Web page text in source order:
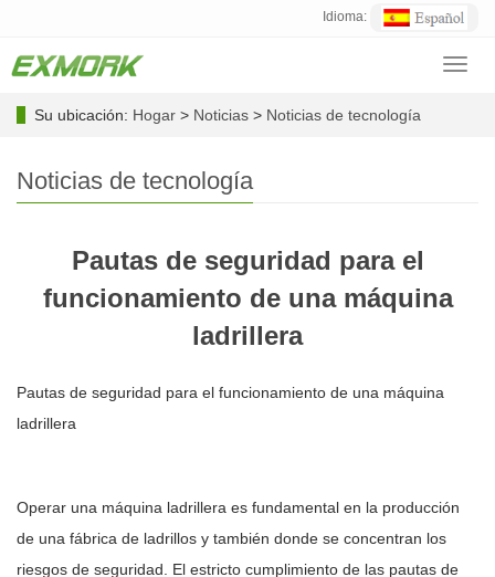
Idioma:
Su ubicación: Hogar > Noticias > Noticias de tecnología
Noticias de tecnología
Pautas de seguridad para el
funcionamiento de una máquina
ladrillera
Pautas de seguridad para el funcionamiento de una máquina
ladrillera
Operar una máquina ladrillera es fundamental en la producción
de una fábrica de ladrillos y también donde se concentran los
riesgos de seguridad. El estricto cumplimiento de las pautas de